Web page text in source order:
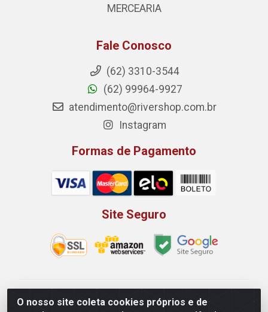
O nosso site coleta cookies próprios e de
MERCEARIA
Fale Conosco
(62) 3310-3544
(62) 99964-9927
atendimento@rivershop.com.br
Instagram
Formas de Pagamento
Site Seguro
Rio Vermelho Distribuição de Alimentos LTDA - Rodovia